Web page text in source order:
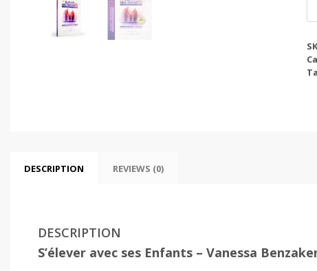
ses
-
DESCRIPTION REVIEWS (0)
DESCRIPTION
S’élever avec ses Enfants – Vanessa